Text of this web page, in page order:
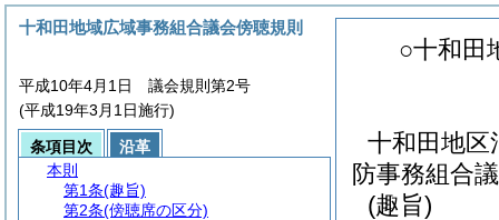
○十和田
十和田地区
防事務組合
(趣旨)
十和田地域広域事務組合議会傍聴規則
平成10年4月1日 議会規則第2号
(平成19年3月1日施行)
条項目次
沿革
本則
第1条(趣旨)
第2条(傍聴席の区分)